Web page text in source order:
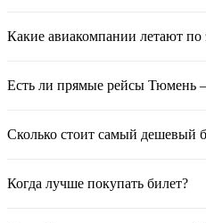
Какие авиакомпании летают
Есть ли прямые рейсы Тюмень
Сколько стоит самый дешевый
Когда лучше покупать билет?